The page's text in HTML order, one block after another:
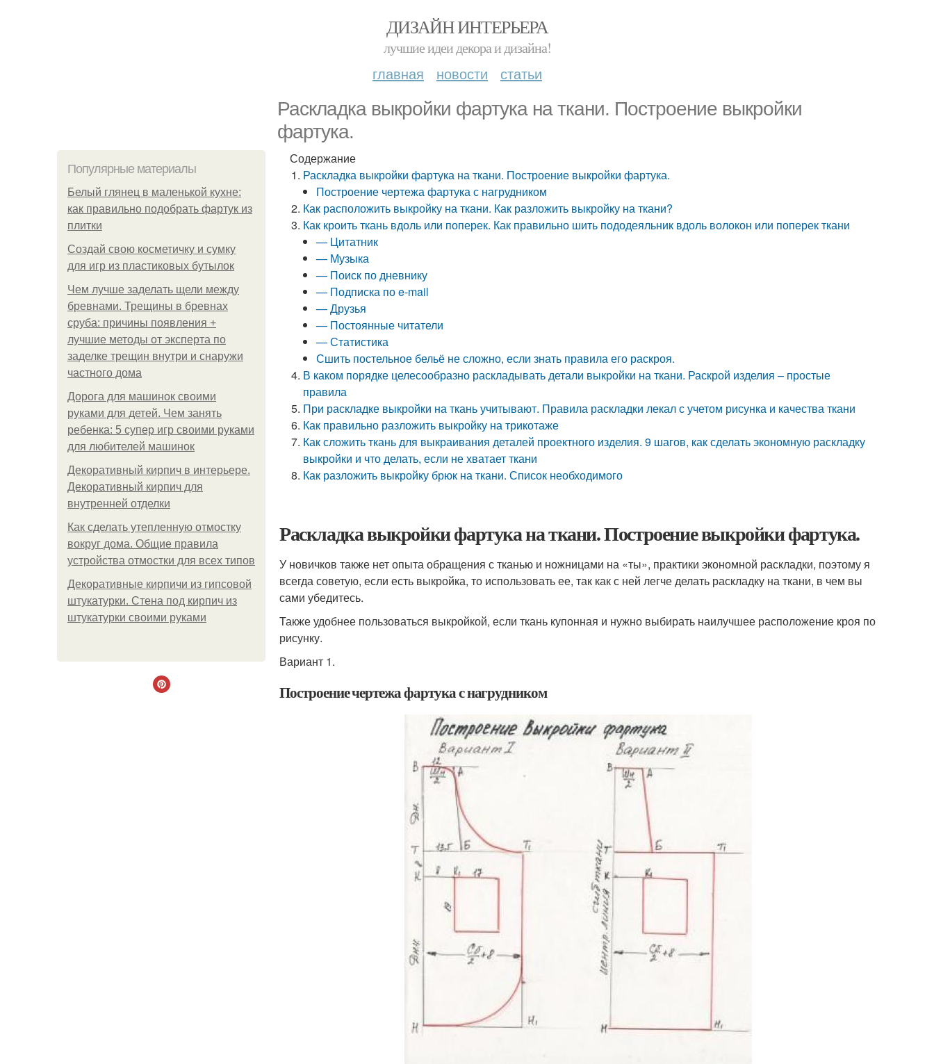
ДИЗАЙН ИНТЕРЬЕРА
лучшие идеи декора и дизайна!
главная новости статьи
Раскладка выкройки фартука на ткани. Построение выкройки
фартука.
Популярные материалы
Белый глянец в маленькой кухне:
как правильно подобрать фартук из
плитки
Создай свою косметичку и сумку
для игр из пластиковых бутылок
Чем лучше заделать щели между
бревнами. Трещины в бревнах
сруба: причины появления +
лучшие методы от эксперта по
заделке трещин внутри и снаружи
частного дома
Дорога для машинок своими
руками для детей. Чем занять
ребенка: 5 супер игр своими руками
для любителей машинок
Декоративный кирпич в интерьере.
Декоративный кирпич для
внутренней отделки
Как сделать утепленную отмостку
вокруг дома. Общие правила
устройства отмостки для всех типов
Декоративные кирпичи из гипсовой
штукатурки. Стена под кирпич из
штукатурки своими руками
Содержание
Раскладка выкройки фартука на ткани. Построение выкройки фартука.
Построение чертежа фартука с нагрудником
Как расположить выкройку на ткани. Как разложить выкройку на ткани?
Как кроить ткань вдоль или поперек. Как правильно шить пододеяльник вдоль волокон или поперек ткани
— Цитатник
— Музыка
— Поиск по дневнику
— Подписка по e-mail
— Друзья
— Постоянные читатели
— Статистика
Сшить постельное бельё не сложно, если знать правила его раскроя.
В каком порядке целесообразно раскладывать детали выкройки на ткани. Раскрой изделия – простые
правила
При раскладке выкройки на ткань учитывают. Правила раскладки лекал с учетом рисунка и качества ткани
Как правильно разложить выкройку на трикотаже
Как сложить ткань для выкраивания деталей проектного изделия. 9 шагов, как сделать экономную раскладку
выкройки и что делать, если не хватает ткани
Как разложить выкройку брюк на ткани. Список необходимого
Раскладка выкройки фартука на ткани. Построение выкройки фартука.
У новичков также нет опыта обращения с тканью и ножницами на «ты», практики экономной раскладки, поэтому я
всегда советую, если есть выкройка, то использовать ее, так как с ней легче делать раскладку на ткани, в чем вы
сами убедитесь.
Также удобнее пользоваться выкройкой, если ткань купонная и нужно выбирать наилучшее расположение кроя по
рисунку.
Вариант 1.
Построение чертежа фартука с нагрудником